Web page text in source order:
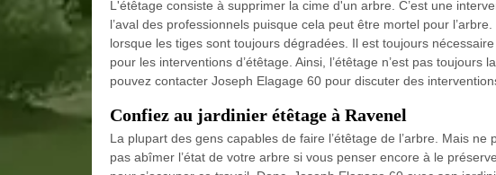
L'étêtage consiste à supprimer la cime d'un arbre. C’est une
l’aval des professionnels puisque cela peut être mortel pour
lorsque les tiges sont toujours dégradées. Il est toujours
pour les interventions d’étêtage. Ainsi, l’étêtage n’est pas
pouvez contacter Joseph Elagage 60 pour discuter des
Confiez au jardinier étêtage à Ravenel
La plupart des gens capables de faire l’étêtage de l’arbre. Mais
pas abîmer l’état de votre arbre si vous penser encore à le